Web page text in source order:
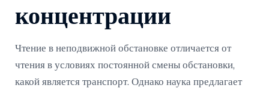
концентрации
Чтение в неподвижной обстановке отличается от
чтения в условиях постоянной смены обстановки,
какой является транспорт. Однако наука предлагает